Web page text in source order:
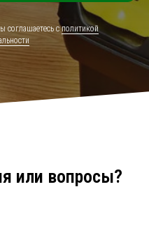
соглашаетесь сполитикой
или вопросы?